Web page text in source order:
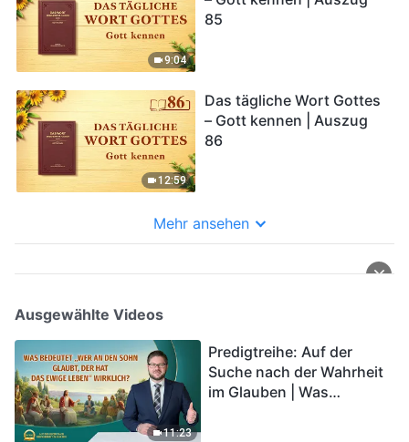
9:04
85
12:59
Das tägliche Wort Gottes
– Gott kennen | Auszug
86
Mehr ansehen
Ausgewählte Videos
11:23
Predigtreihe: Auf der
Suche nach der Wahrheit
im Glauben | Was